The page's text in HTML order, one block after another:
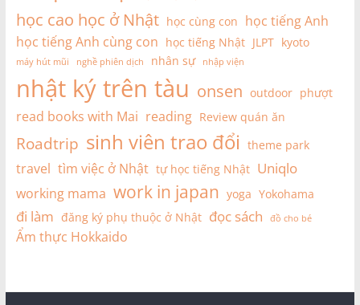
học cao học ở Nhật học cùng con học tiếng Anh
học tiếng Anh cùng con học tiếng Nhật JLPT kyoto
máy hút mũi nghề phiên dịch nhân sự nhập viện
nhật ký trên tàu onsen outdoor phượt
read books with Mai reading Review quán ăn
Roadtrip sinh viên trao đổi theme park
travel tìm việc ở Nhật tự học tiếng Nhật Uniqlo
working mama work in japan yoga Yokohama
đi làm đăng ký phụ thuộc ở Nhật đọc sách đồ cho bé
Ẩm thực Hokkaido